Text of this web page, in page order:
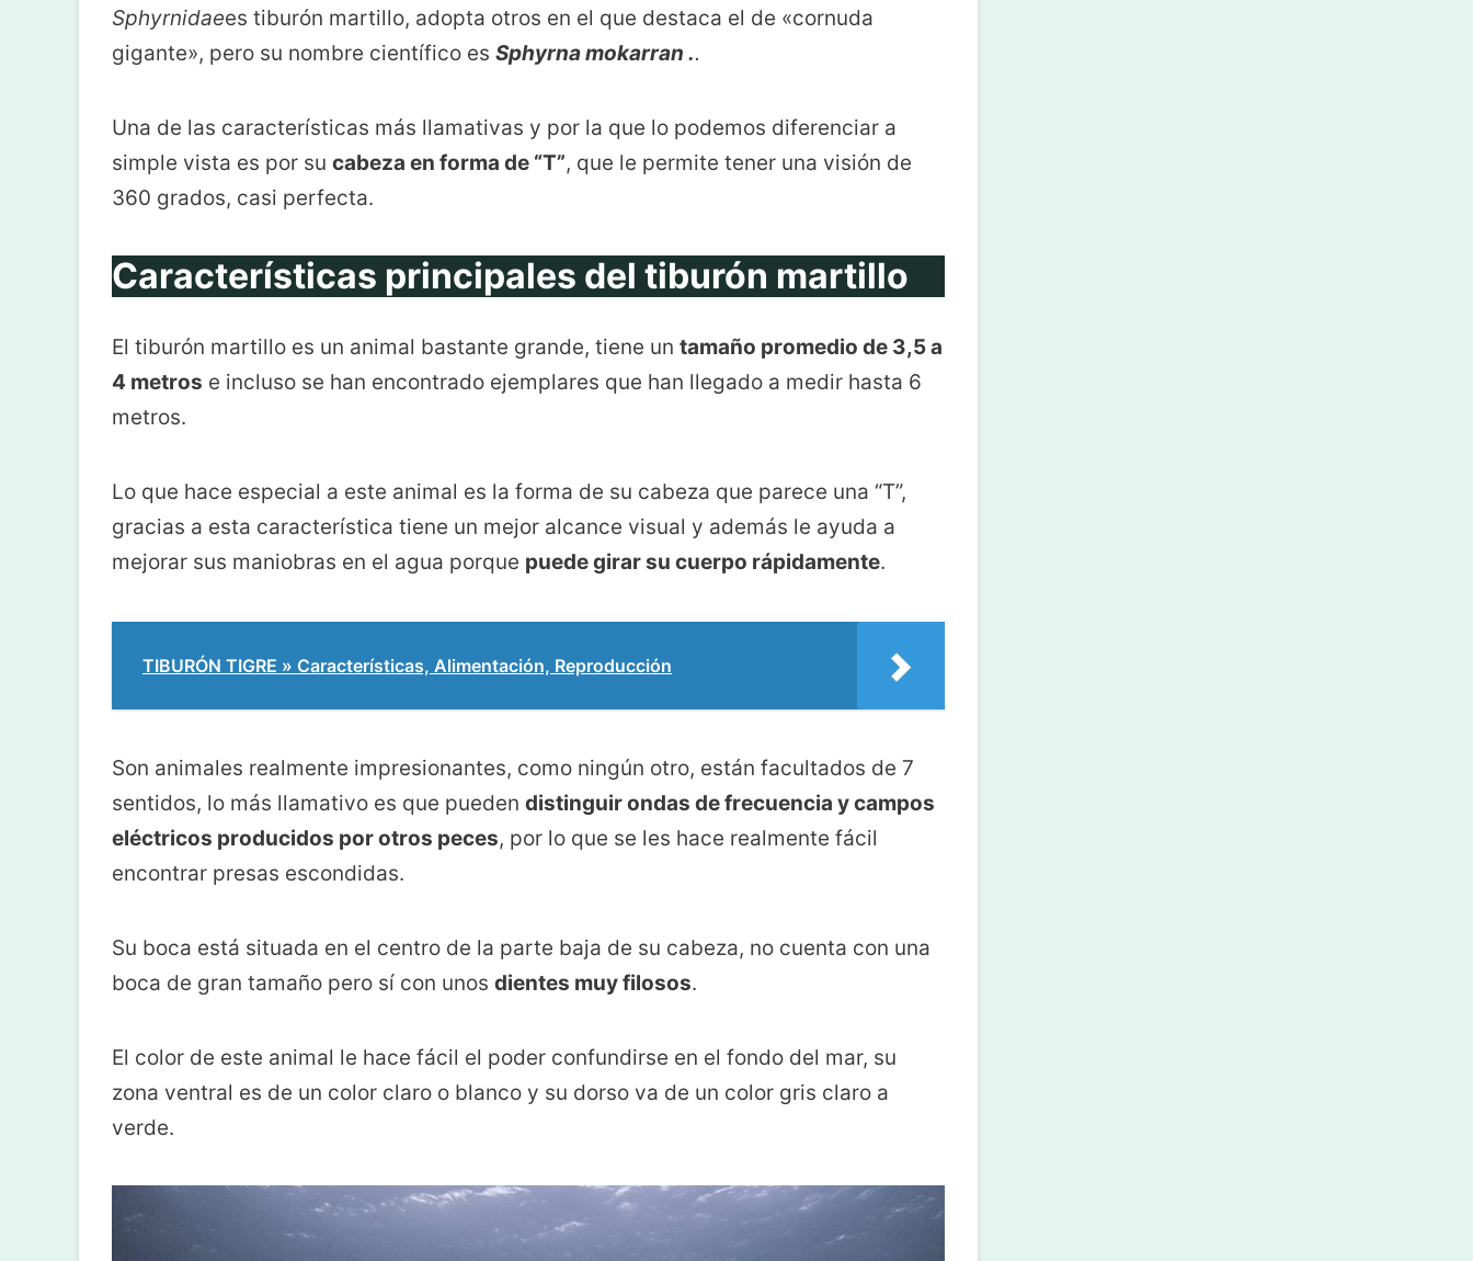
Sphyrnidaees tiburón martillo, adopta otros en el que destaca el de «cornuda
gigante», pero su nombre científico es Sphyrna mokarran ..
Una de las características más llamativas y por la que lo podemos diferenciar a
simple vista es por su cabeza en forma de “T”, que le permite tener una visión de
360 grados, casi perfecta.
Características principales del tiburón martillo
El tiburón martillo es un animal bastante grande, tiene un tamaño promedio de 3,5 a
4 metros e incluso se han encontrado ejemplares que han llegado a medir hasta 6
metros.
Lo que hace especial a este animal es la forma de su cabeza que parece una “T”,
gracias a esta característica tiene un mejor alcance visual y además le ayuda a
mejorar sus maniobras en el agua porque puede girar su cuerpo rápidamente.
TIBURÓN TIGRE » Características, Alimentación, Reproducción
Son animales realmente impresionantes, como ningún otro, están facultados de 7
sentidos, lo más llamativo es que pueden distinguir ondas de frecuencia y campos
eléctricos producidos por otros peces, por lo que se les hace realmente fácil
encontrar presas escondidas.
Su boca está situada en el centro de la parte baja de su cabeza, no cuenta con una
boca de gran tamaño pero sí con unos dientes muy filosos.
El color de este animal le hace fácil el poder confundirse en el fondo del mar, su
zona ventral es de un color claro o blanco y su dorso va de un color gris claro a
verde.